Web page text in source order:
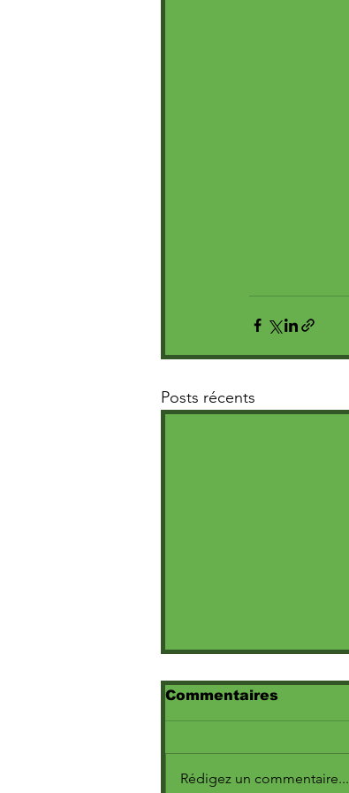
Posts récents
Commentaires
Rédigez un commentaire...